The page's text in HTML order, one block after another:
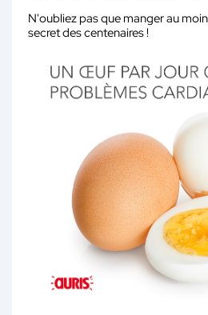
N'oubliez pas que manger au
secret des centenaires !